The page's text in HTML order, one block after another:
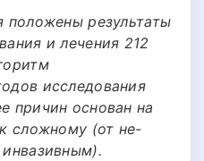
положены результаты
и лечения 212
исследования
причин основан на
сложному (от не-